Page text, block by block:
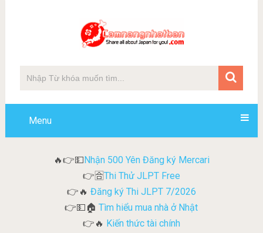
Menu
🔥👉💵Nhận 500 Yên Đăng ký Mercari
👉🈴Thi Thử JLPT Free
👉🔥 Đăng ký Thi JLPT 7/2026
👉💵🏠Tìm hiểu mua nhà ở Nhật
👉🔥 Kiến thức tài chính